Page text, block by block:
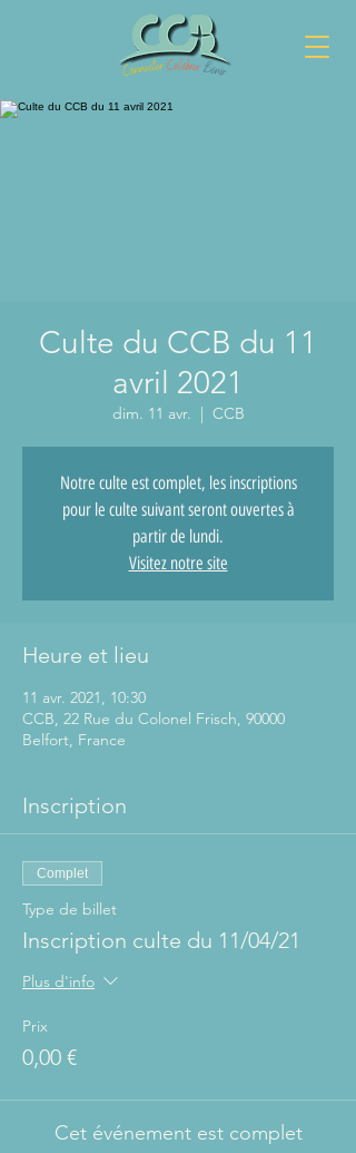
Culte du CCB du 11
avril 2021
dim. 11 avr.
  |
CCB
Notre culte est complet, les inscriptions
pour le culte suivant seront ouvertes à
partir de lundi.
Visitez notre site
Heure et lieu
11 avr. 2021, 10:30
CCB, 22 Rue du Colonel Frisch, 90000
Belfort, France
Inscription
Complet
Type de billet
Inscription culte du 11/04/21
Plus d'info
Prix
0,00 €
Cet événement est complet